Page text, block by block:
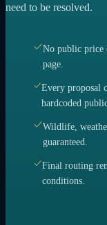
need to be resolved.
No public price
page.
Every proposal
hardcoded
Wildlife,
guaranteed.
Final routing
conditions.